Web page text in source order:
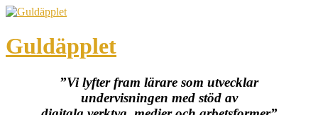
Guldäpplet
”Vi lyfter fram lärare som utvecklar
undervisningen med stöd av